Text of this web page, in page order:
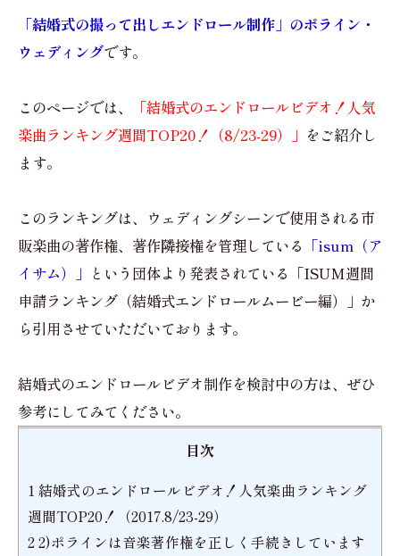
「結婚式の撮って出しエンドロール制作」のポライン・
ウェディングです。
このページでは、
「結婚式のエンドロールビデオ！人気
楽曲ランキング週間TOP20！（8/23-29）」 をご紹介し
ます。
このランキングは、ウェディングシーンで使用される市
販楽曲の著作権、著作隣接権を管理している 「isum（ア
イサム）」 という団体より発表されている「ISUM週間
申請ランキング（結婚式エンドロールムービー編）」か
ら引用させていただいております。
結婚式のエンドロールビデオ制作を検討中の方は、ぜひ
参考にしてみてください。
目次
1結婚式のエンドロールビデオ！人気楽曲ランキング
週間TOP20！（2017.8/23-29）
22)ポラインは音楽著作権を正しく手続きしています